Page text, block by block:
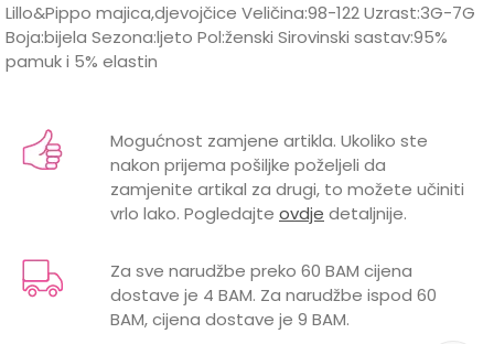
Lillo&Pippo majica,djevojčice Veličina:98-122 Uzrast:3G-7G
Boja:bijela Sezona:ljeto Pol:ženski Sirovinski sastav:95%
pamuk i 5% elastin
Kategorija
Majice
BOJA
BIJELA
LILLO&PIPPO
POL
ŽENSKI
Email
Mogućnost zamjene artikla. Ukoliko ste
nakon prijema pošiljke poželjeli da
zamjenite artikal za drugi, to možete učiniti
vrlo lako. Pogledajte ovdje detaljnije.
Za sve narudžbe preko 60 BAM cijena
dostave je 4 BAM. Za narudžbe ispod 60
BAM, cijena dostave je 9 BAM.